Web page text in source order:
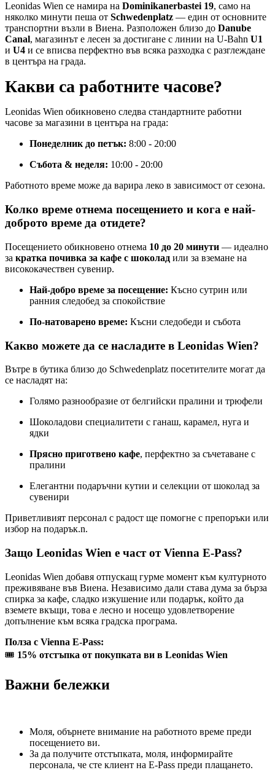
Leonidas Wien се намира на Dominikanerbastei 19, само на
няколко минути пеша от Schwedenplatz — един от основните
транспортни възли в Виена. Разположен близо до Danube
Canal, магазинът е лесен за достигане с линии на U-Bahn U1
и U4 и се вписва перфектно във всяка разходка с разглеждане
в центъра на града.
Какви са работните часове?
Leonidas Wien обикновено следва стандартните работни
часове за магазини в центъра на града:
Понеделник до петък: 8:00 - 20:00
Събота & неделя: 10:00 - 20:00
Работното време може да варира леко в зависимост от сезона.
Колко време отнема посещението и кога е най-
доброто време да отидете?
Посещението обикновено отнема 10 до 20 минути — идеално
за кратка почивка за кафе с шоколад или за вземане на
висококачествен сувенир.
Най-добро време за посещение: Късно сутрин или
ранния следобед за спокойствие
По-натоварено време: Късни следобеди и събота
Какво можете да се насладите в Leonidas Wien?
Вътре в бутика близо до Schwedenplatz посетителите могат да
се насладят на:
Голямо разнообразие от белгийски пралини и трюфели
Шоколадови специалитети с ганаш, карамел, нуга и
ядки
Прясно приготвено кафе, перфектно за съчетаване с
пралини
Елегантни подаръчни кутии и селекции от шоколад за
сувенири
Приветливият персонал с радост ще помогне с препоръки или
избор на подарък.n.
Защо Leonidas Wien е част от Vienna E-Pass?
Leonidas Wien добавя отпускащ гурме момент към културното
преживяване във Виена. Независимо дали става дума за бърза
спирка за кафе, сладко изкушение или подарък, който да
вземете вкъщи, това е лесно и носещо удовлетворение
допълнение към всяка градска програма.
Полза с Vienna E-Pass:
🎟️ 15% отстъпка от покупката ви в Leonidas Wien
Важни бележки
Моля, обърнете внимание на работното време преди
посещението ви.
За да получите отстъпката, моля, информирайте
персонала, че сте клиент на E-Pass преди плащането.